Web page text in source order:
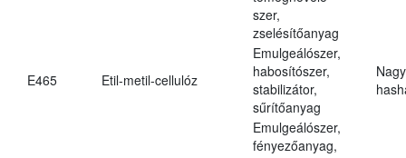
szer,
zselésítőanyag
E465 Etil-metil-cellulóz
Emulgeálószer,
habosítószer,
stabilizátor,
sűrítőanyag
Emulgeálószer,
fényezőanyag,